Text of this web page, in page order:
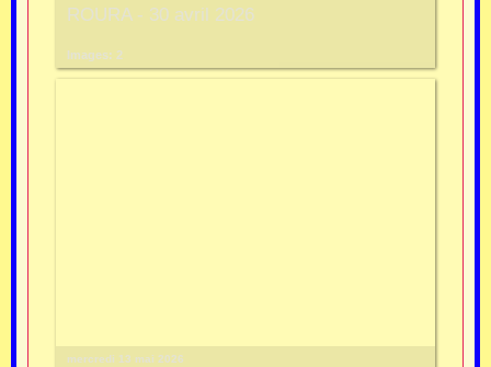
ROURA - 30 avril 2026
Images: 2
mercredi 13 mai 2026